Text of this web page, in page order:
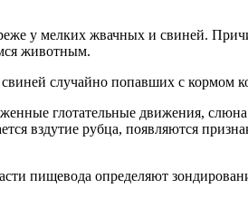
у мелких жвачных и свиней.
животным.
случайно попавших с кормом
глотательные движения, слюна
вздутие рубца, появляются
пищевода определяют